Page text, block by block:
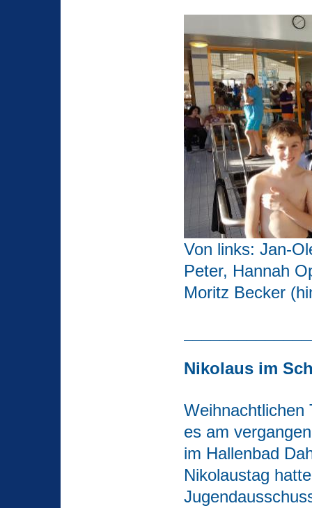
Von links: Jan-
Peter, Hannah
Moritz Becker
Nikolaus im
Weihnachtlichen
es am
im Hallenbad
Nikolaustag